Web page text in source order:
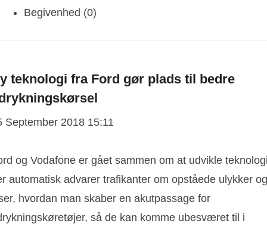
Begivenhed (0)
teknologi fra Ford gør plads til bedre
September 2018 15:11
og Vodafone er gået sammen om at udvikle
automatisk advarer trafikanter om opståede ulykker og
hvordan man skaber en akutpassage for
så de kan komme ubesværet til i